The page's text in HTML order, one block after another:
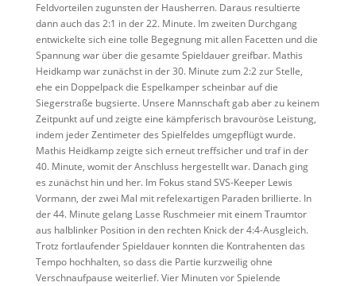
Feldvorteilen zugunsten der Hausherren. Daraus resultierte
dann auch das 2:1 in der 22. Minute. Im zweiten Durchgang
entwickelte sich eine tolle Begegnung mit allen Facetten und die
Spannung war über die gesamte Spieldauer greifbar. Mathis
Heidkamp war zunächst in der 30. Minute zum 2:2 zur Stelle,
ehe ein Doppelpack die Espelkamper scheinbar auf die
Siegerstraße bugsierte. Unsere Mannschaft gab aber zu keinem
Zeitpunkt auf und zeigte eine kämpferisch bravouröse Leistung,
indem jeder Zentimeter des Spielfeldes umgepflügt wurde.
Mathis Heidkamp zeigte sich erneut treffsicher und traf in der
40. Minute, womit der Anschluss hergestellt war. Danach ging
es zunächst hin und her. Im Fokus stand SVS-Keeper Lewis
Vormann, der zwei Mal mit refelexartigen Paraden brillierte. In
der 44. Minute gelang Lasse Ruschmeier mit einem Traumtor
aus halblinker Position in den rechten Knick der 4:4-Ausgleich.
Trotz fortlaufender Spieldauer konnten die Kontrahenten das
Tempo hochhalten, so dass die Partie kurzweilig ohne
Verschnaufpause weiterlief. Vier Minuten vor Spielende